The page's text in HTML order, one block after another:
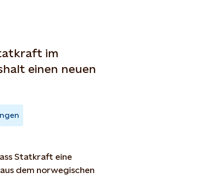
im
einen neuen
Statkraft eine
dem norwegischen